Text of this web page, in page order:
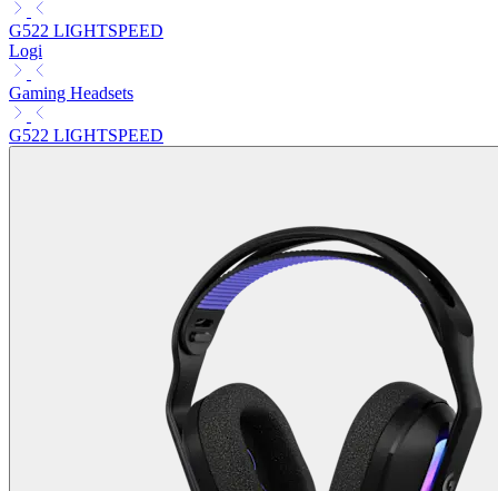
G522 LIGHTSPEED
Logi
Gaming Headsets
G522 LIGHTSPEED